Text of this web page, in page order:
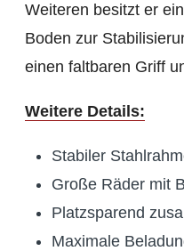
Weiteren besitzt er
Boden zur
einen faltbaren Griff
Weitere Details:
Stabiler
Große Räder mit
Platzsparend
Maximale